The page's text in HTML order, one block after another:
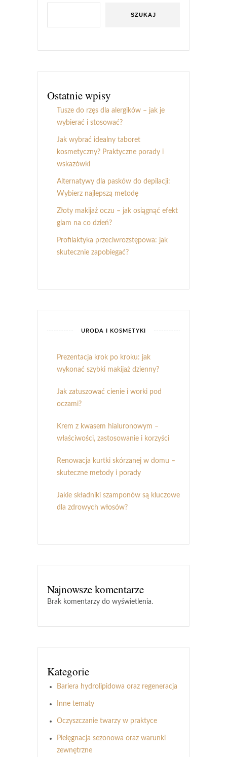
SZUKAJ
Ostatnie wpisy
Tusze do rzęs dla alergików – jak je
wybierać i stosować?
Jak wybrać idealny taboret
kosmetyczny? Praktyczne porady i
wskazówki
Alternatywy dla pasków do depilacji:
Wybierz najlepszą metodę
Złoty makijaż oczu – jak osiągnąć efekt
glam na co dzień?
Profilaktyka przeciwrozstępowa: jak
skutecznie zapobiegać?
URODA I KOSMETYKI
Prezentacja krok po kroku: jak
wykonać szybki makijaż dzienny?
Jak zatuszować cienie i worki pod
oczami?
Krem z kwasem hialuronowym –
właściwości, zastosowanie i korzyści
Renowacja kurtki skórzanej w domu –
skuteczne metody i porady
Jakie składniki szamponów są kluczowe
dla zdrowych włosów?
Najnowsze komentarze
Brak komentarzy do wyświetlenia.
Kategorie
Bariera hydrolipidowa oraz regeneracja
Inne tematy
Oczyszczanie twarzy w praktyce
Pielęgnacja sezonowa oraz warunki
zewnętrzne